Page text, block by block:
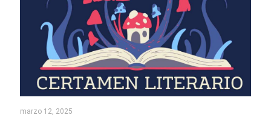
marzo 12, 2025